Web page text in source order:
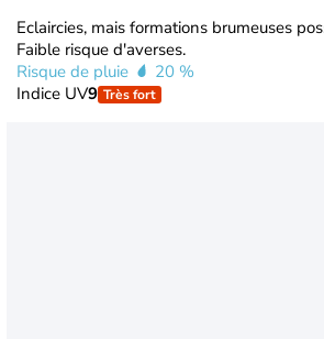
Eclaircies, mais formations brumeuses
Faible risque d'averses.
Risque de pluie
20 %
Indice UV9 Très fort